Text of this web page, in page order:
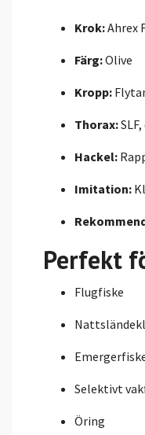
Krok:Ahrex
Färg:Olive
Kropp:
Thorax:
Hackel:
Imitation:
Perfekt
Flugfiske
Selektivt
Öring